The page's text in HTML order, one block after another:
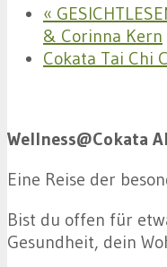
«
& Corinna Kern
Cokata Tai Chi
Wellness@Cokata
Eine Reise der
Bist du offen für
Gesundheit, dein